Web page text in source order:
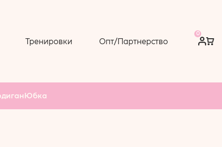
Тренировки Опт/Партнерство
0
Юбка